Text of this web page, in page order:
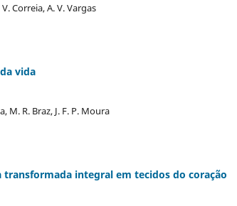
Correia, A. V. Vargas
vida
M. R. Braz, J. F. P. Moura
integral em tecidos do coração